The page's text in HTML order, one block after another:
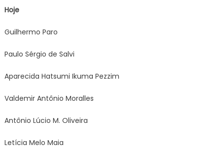
Hoje
Guilhermo Paro
Paulo Sérgio de Salvi
Aparecida Hatsumi Ikuma Pezzim
Valdemir Antônio Moralles
Antônio Lúcio M. Oliveira
Letícia Melo Maia